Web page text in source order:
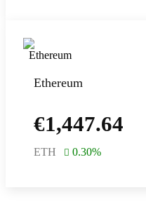
Ethereum
€1,447.64
ETH 0.30%